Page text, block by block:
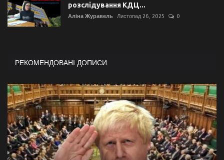
розслідування КДЦ...
Аліна Журавель Листопад 26, 2025 0
РЕКОМЕНДОВАНІ ДОПИСИ